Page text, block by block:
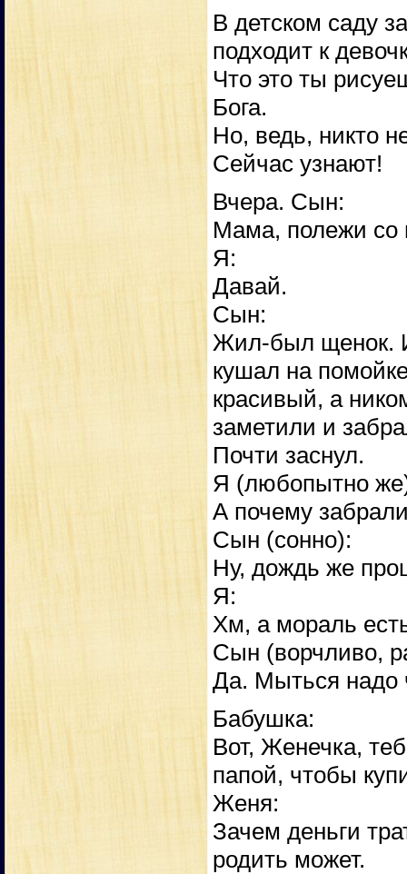
В детском саду
подходит к
Что это ты
Бога.
Но, ведь, никто
Сейчас узнают!
Вчера. Сын:
Мама, полежи со
Я:
Давай.
Сын:
Жил-был щенок.
кушал на
красивый, а
заметили и
Почти заснул.
Я (любопытно
А почему
Сын (сонно):
Ну, дождь же
Я:
Хм, а мораль
Сын (ворчливо,
Да. Мыться надо
Бабушка:
Вот, Женечка,
папой, чтобы
Женя:
Зачем деньги
родить может.